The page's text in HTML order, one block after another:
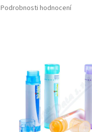
Podrobnosti hodnocení